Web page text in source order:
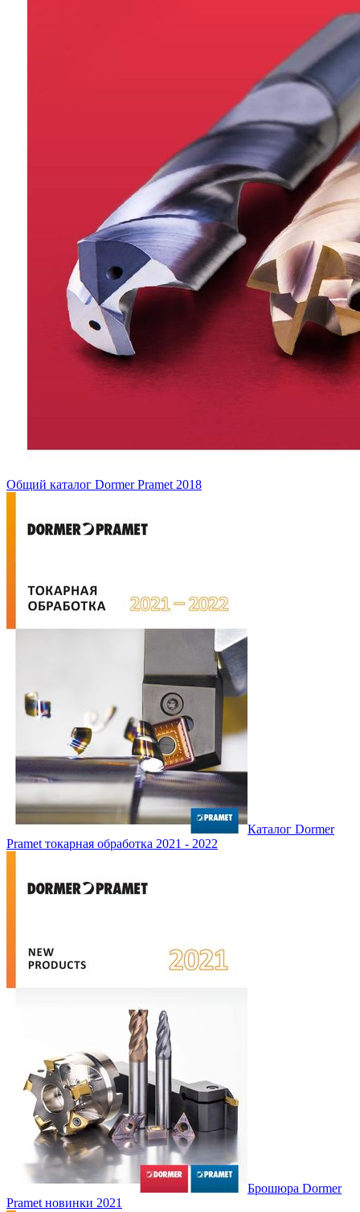
Общий каталог Dormer Pramet 2018
Каталог Dormer
Pramet токарная обработка 2021 - 2022
Брошюра Dormer
Pramet новинки 2021